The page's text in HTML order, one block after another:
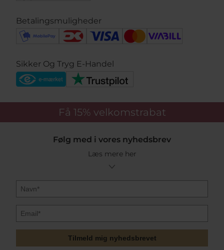
Betalingsmuligheder
Sikker Og Tryg E-Handel
Få 15% velkomstrabat
Følg med i vores nyhedsbrev
Læs mere her
Tilmeld mig nyhedsbrevet